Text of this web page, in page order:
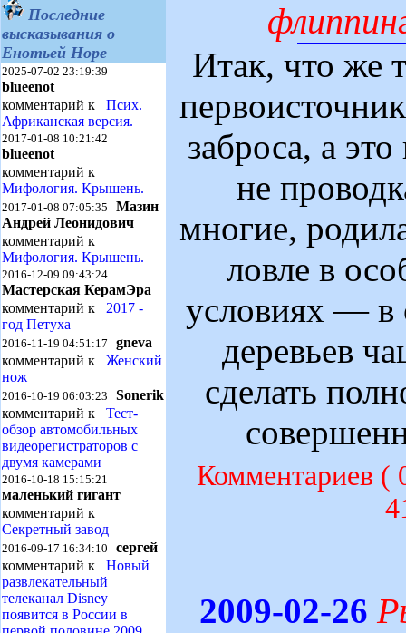
Последние
высказывания о
Енотьей Норе
2025-07-02 23:19:39
blueenot
комментарий к Псих.
Африканская версия.
2017-01-08 10:21:42
blueenot
комментарий к
Мифология. Крышень.
2017-01-08 07:05:35 Мазин
Андрей Леонидович
комментарий к
Мифология. Крышень.
2016-12-09 09:43:24
Мастерская КерамЭра
комментарий к 2017 -
год Петуха
2016-11-19 04:51:17 gneva
комментарий к Женский
нож
2016-10-19 06:03:23 Sonerik
комментарий к Тест-
обзор автомобильных
видеорегистраторов с
двумя камерами
2016-10-18 15:15:21
маленький гигант
комментарий к
Секретный завод
2016-09-17 16:34:10 сергей
комментарий к Новый
развлекательный
телеканал Disney
появится в России в
Итак, что же
заброса, а
не
многие,
ловле в
условиях — в
деревьев
сделать
2009-02-26